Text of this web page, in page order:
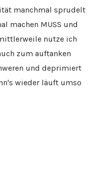
manchmal sprudelt
machen MUSS und
nutze ich
zum auftanken
und deprimiert
wieder läuft umso